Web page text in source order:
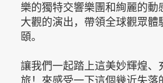
樂的獨特交響樂團和絢麗的動
大觀的演出，帶領全球觀眾體
頤。
讓我們一起踏上這美妙輝煌、
旅！來感受一下這個幾近失落